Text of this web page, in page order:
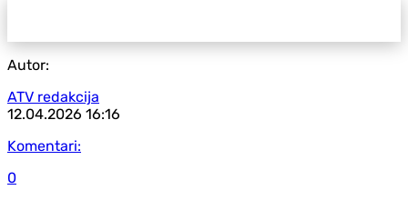
Autor:
ATV redakcija
12.04.2026 16:16
Komentari:
0